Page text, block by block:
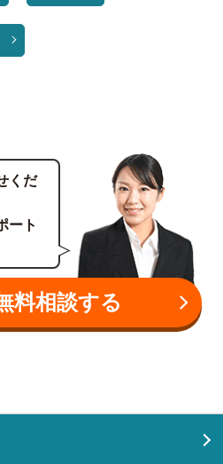
くだ
ート
料相談する